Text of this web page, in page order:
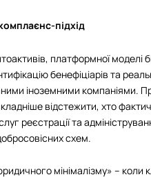
підхід
платформної моделі
бенефіціарів та
іноземними компаніями.
відстежити, хто
реєстрації та
схем.
мінімалізму» – коли